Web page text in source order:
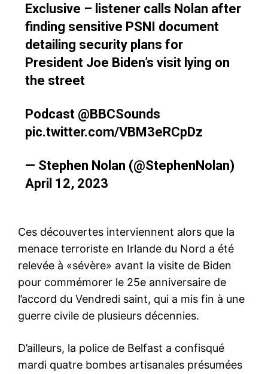
Exclusive – listener calls Nolan after
finding sensitive PSNI document
detailing security plans for
President Joe Biden’s visit lying on
the street
Podcast @BBCSounds
pic.twitter.com/VBM3eRCpDz
— Stephen Nolan (@StephenNolan)
April 12, 2023
Ces découvertes interviennent alors que la
menace terroriste en Irlande du Nord a été
relevée à «sévère» avant la visite de Biden
pour commémorer le 25e anniversaire de
l’accord du Vendredi saint, qui a mis fin à une
guerre civile de plusieurs décennies.
D’ailleurs, la police de Belfast a confisqué
mardi quatre bombes artisanales présumées